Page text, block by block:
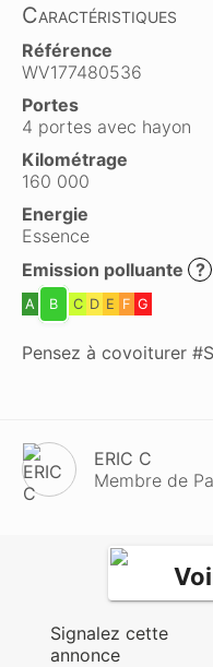
Caractéristiques
Référence
WV177480536
Portes
4 portes avec hayon
Kilométrage
160 000
Energie
Essence
Emission polluante ?
A B C D E F G
Pensez à covoiturer
ERIC C
Membre de
Signalez cette
annonce